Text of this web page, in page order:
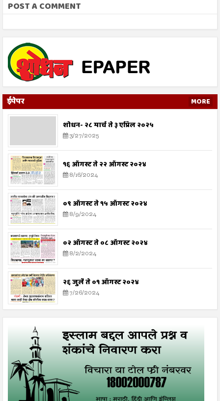
POST A COMMENT
ईपेपर MORE
शोधन- २८ मार्च ते ३ एप्रिल २०२५
3/27/2025
१६ ऑगस्ट ते २२ ऑगस्ट २०२४
8/16/2024
०९ ऑगस्ट ते १५ ऑगस्ट २०२४
8/9/2024
०२ ऑगस्ट ते ०८ ऑगस्ट २०२४
8/2/2024
२६ जुलै ते ०१ ऑगस्ट २०२४
7/26/2024